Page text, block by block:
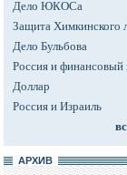
Дело ЮКОСа
Защита Химкинского
Дело Бульбова
Россия и финансовый
Доллар
Россия и Израиль
АРХИВ